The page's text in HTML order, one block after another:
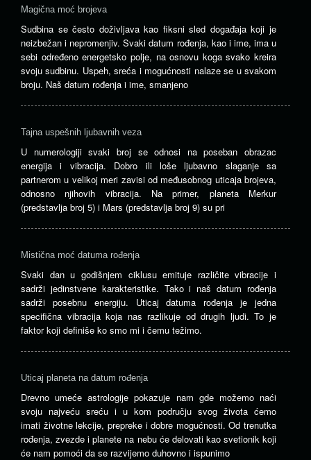
Magična moć brojeva
Sudbina se često doživljava kao fiksni sled događaja koji je
neizbežan i nepromenjiv. Svaki datum rođenja, kao i ime, ima u
sebi određeno energetsko polje, na osnovu koga svako kreira
svoju sudbinu. Uspeh, sreća i mogućnosti nalaze se u svakom
broju. Naš datum rođenja i ime, smanjeno
Tajna uspešnih ljubavnih veza
U numerologiji svaki broj se odnosi na poseban obrazac
energija i vibracija. Dobro ili loše ljubavno slaganje sa
partnerom u velikoj meri zavisi od međusobnog uticaja brojeva,
odnosno njihovih vibracija. Na primer, planeta Merkur
(predstavlja broj 5) i Mars (predstavlja broj 9) su pri
Mistična moć datuma rođenja
Svaki dan u godišnjem ciklusu emituje različite vibracije i
sadrži jedinstvene karakteristike. Tako i naš datum rođenja
sadrži posebnu energiju. Uticaj datuma rođenja je jedna
specifična vibracija koja nas razlikuje od drugih ljudi. To je
faktor koji definiše ko smo mi i čemu težimo.
Uticaj planeta na datum rođenja
Drevno umeće astrologije pokazuje nam gde možemo naći
svoju najveću sreću i u kom području svog života ćemo
imati životne lekcije, prepreke i dobre mogućnosti. Od trenutka
rođenja, zvezde i planete na nebu će delovati kao svetionik koji
će nam pomoći da se razvijemo duhovno i ispunimo